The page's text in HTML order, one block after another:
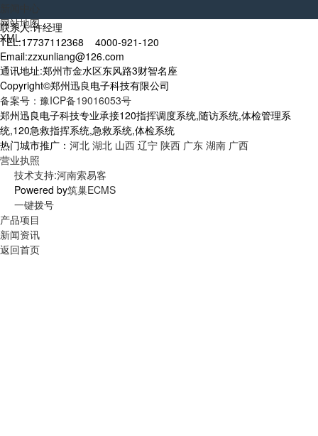
网站地图
XML
联系人:许经理
TEL:17737112368 4000-921-120
Email:zzxunliang@126.com
通讯地址:郑州市金水区东风路3财智名座
Copyright©郑州迅良电子科技有限公司
备案号：豫ICP备19016053号
郑州迅良电子科技专业承接120指挥调度系统,随访系统,体检管理系
统,120急救指挥系统,急救系统,体检系统
热门城市推广： 河北 湖北 山西 辽宁 陕西 广东 湖南 广西
营业执照
技术支持:河南索易客
Powered by筑巢ECMS
一键拨号
产品项目
新闻资讯
返回首页